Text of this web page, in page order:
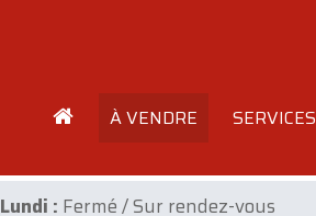
À VENDRE SERVICES
Lundi : Fermé / Sur rendez-vous